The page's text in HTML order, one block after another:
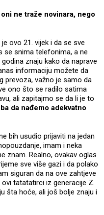
oni ne traže novinara, nego
ovo 21. vijek i da se sve
se snima telefonima, a ne
znaju kako da naprave
informaciju možete da
prevoza, važno je samo da
ono što se radilo satima
ali zapitajmo se da li je to
da nađemo adekvatno
bih usudio prijaviti na jedan
imam i neka
znam. Realno, ovakav oglas
sve više gazi i da polako
siguran da na ove zahtjeve
tatatatirci iz generacije Z.
šta hoće, ali još bolje znaju i